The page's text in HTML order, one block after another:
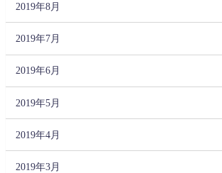
2019年8月
2019年7月
2019年6月
2019年5月
2019年4月
2019年3月